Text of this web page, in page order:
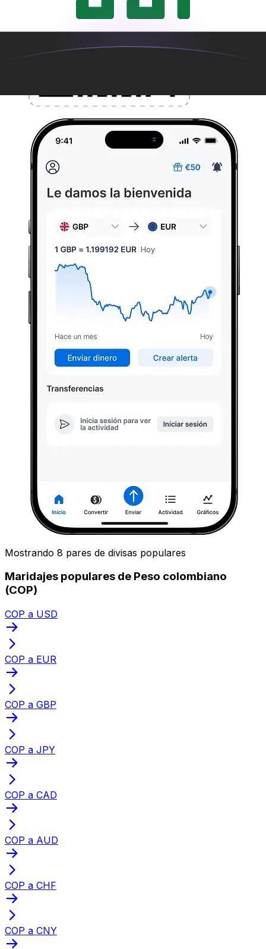
Mostrando 8 pares de divisas populares
Maridajes populares de Peso colombiano
(COP)
COP a USD
COP a EUR
COP a GBP
COP a JPY
COP a CAD
COP a AUD
COP a CHF
COP a CNY